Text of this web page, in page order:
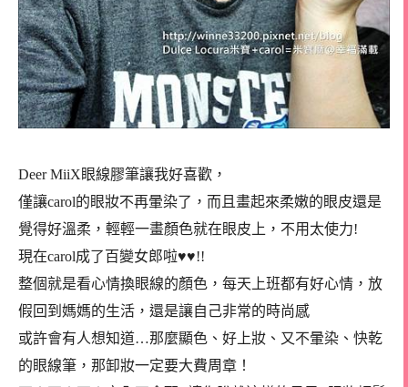
Deer MiiX眼線膠筆讓我好喜歡，
僅讓carol的眼妝不再暈染了，而且畫起來柔嫩的眼皮還是
覺得好溫柔，輕輕一畫顏色就在眼皮上，不用太使力!
現在carol成了百變女郎啦♥♥!!
整個就是看心情換眼線的顏色，每天上班都有好心情，放
假回到媽媽的生活，還是讓自己非常的時尚感
或許會有人想知道…那麼顯色、好上妝、又不暈染、快乾
的眼線筆，那卸妝一定要大費周章！